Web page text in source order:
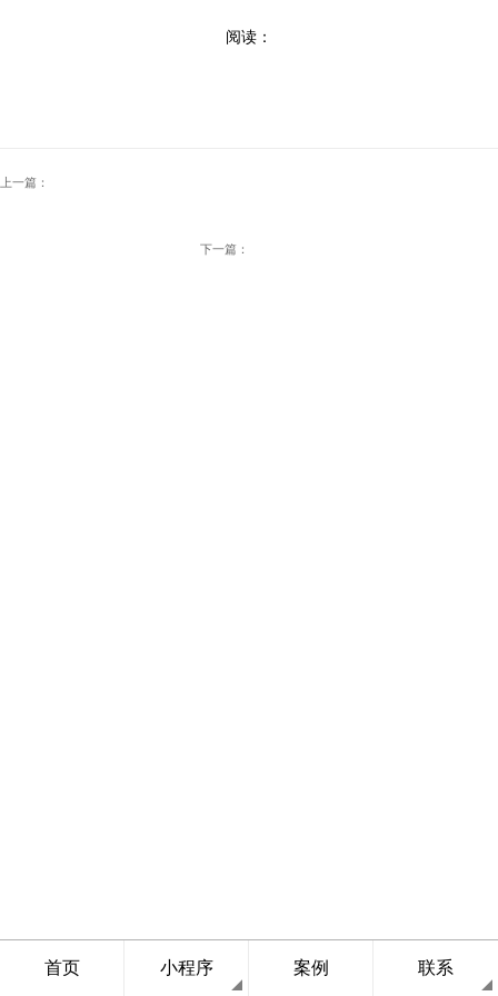
阅读：
上一篇：
下一篇：
首页 小程序 案例 联系